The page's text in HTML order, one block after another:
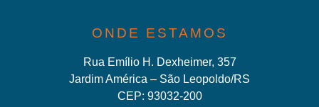
ONDE ESTAMOS
Rua Emílio H. Dexheimer, 357
Jardim América – São Leopoldo/RS
CEP: 93032-200